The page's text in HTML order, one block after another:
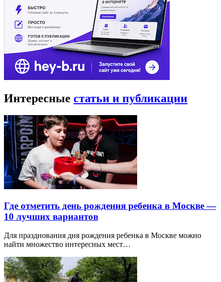
Интересные статьи и публикации
Где отметить день рождения ребенка в Москве —
10 лучших вариантов
Для празднования дня рождения ребенка в Москве можно
найти множество интересных мест…